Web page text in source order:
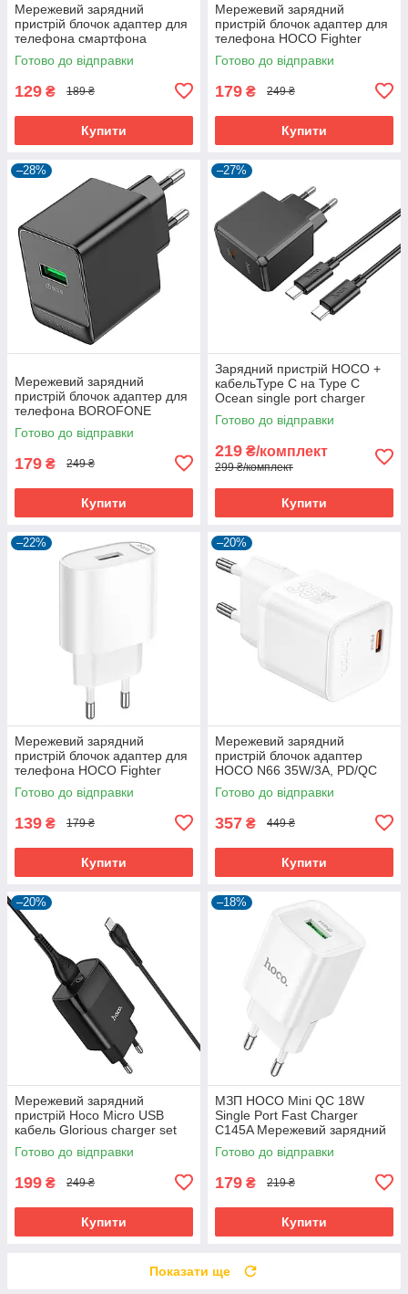
Мережевий зарядний
пристрій блочок адаптер для
телефона смартфона
BOROFONE Original BA100A
Type-C 20W PD/QC
Готово до відправки
129 ₴ 189 ₴
Купити
Мережевий зарядний
пристрій блочок адаптер для
телефона HOCO Fighter
Charger C109A 20W (1Type-
C/1USB, 3A/20W, PD/Q)
Готово до відправки
179 ₴ 249 ₴
Купити
–28%
Мережевий зарядний
пристрій блочок адаптер для
телефона BOROFONE
Erudite Single Port Charger
BAS12A (1USB, 18W/3A,
Готово до відправки
179 ₴ 249 ₴
Купити
–27%
Зарядний пристрій HOCO +
кабельType C на Type C
Ocean single port charger
CS13A |1type-C, 20W/3A,
PD/QC|
Готово до відправки
219 ₴/комплект
299 ₴/комплект
Купити
–22%
Мережевий зарядний
пристрій блочок адаптер для
телефона HOCO Fighter
Charger C109A 10.5W (1USB,
2.1A/10.5W)
Готово до відправки
139 ₴ 179 ₴
Купити
–20%
Мережевий зарядний
пристрій блочок адаптер
HOCO N66 35W/3A, PD/QC
для телефона смартфона
(Без кабелю)(White)
Готово до відправки
357 ₴ 449 ₴
Купити
–20%
Мережевий зарядний
пристрій Hoco Micro USB
кабель Glorious charger set
C72Q | 1USB,
QC3.0/FCP/AFC, 3A, 18W|
Готово до відправки
199 ₴ 249 ₴
Купити
–18%
МЗП HOCO Mini QC 18W
Single Port Fast Charger
C145A Мережевий зарядний
пристрій блочок адаптер для
телефона
Готово до відправки
179 ₴ 219 ₴
Купити
Показати ще